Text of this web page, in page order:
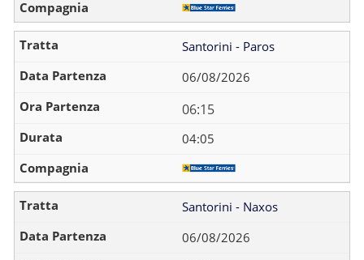
Santorini - Paros
06/08/2026
06:15
04:05
Santorini - Naxos
06/08/2026